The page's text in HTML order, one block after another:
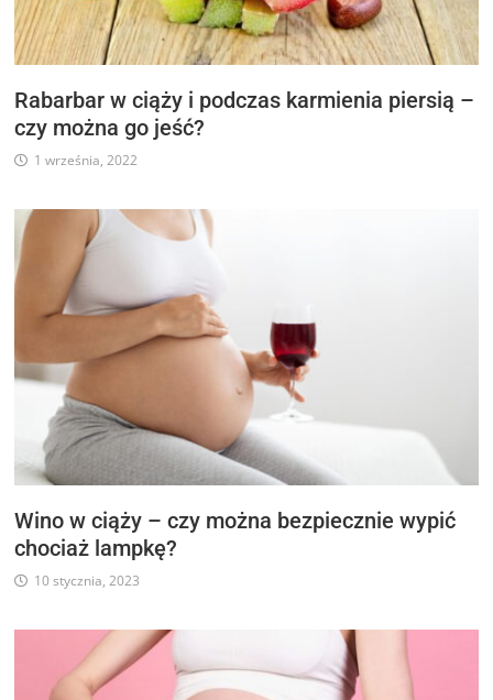
Rabarbar w ciąży i podczas karmienia piersią –
czy można go jeść?
1 września, 2022
Wino w ciąży – czy można bezpiecznie wypić
chociaż lampkę?
10 stycznia, 2023